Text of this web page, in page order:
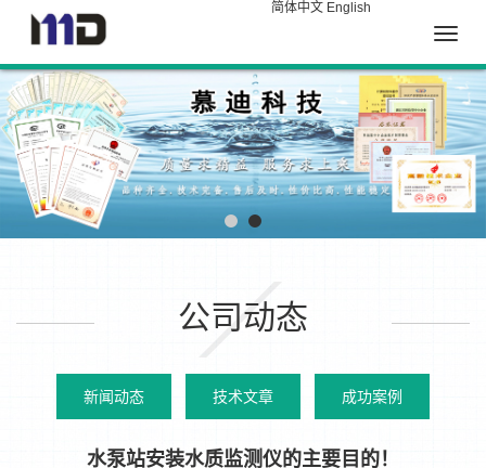
简体中文 English
Toggle
公司动态
新闻动态 技术文章 成功案例
水泵站安装水质监测仪的主要目的！